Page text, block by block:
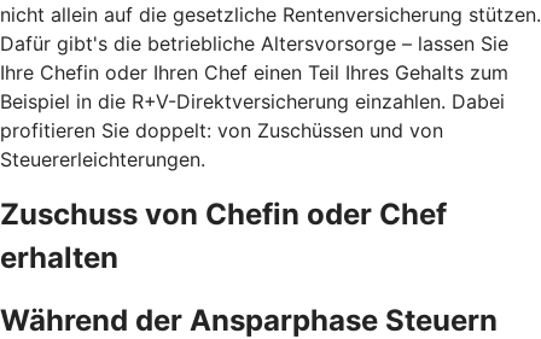
nicht allein auf die gesetzliche Rentenversicherung stützen.
Dafür gibt's die betriebliche Altersvorsorge – lassen Sie
Ihre Chefin oder Ihren Chef einen Teil Ihres Gehalts zum
Beispiel in die R+V-Direktversicherung einzahlen. Dabei
profitieren Sie doppelt: von Zuschüssen und von
Steuererleichterungen.
Zuschuss von Chefin oder Chef
erhalten
Während der Ansparphase Steuern